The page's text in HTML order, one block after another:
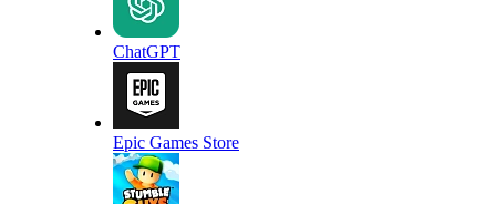
ChatGPT
Epic Games Store